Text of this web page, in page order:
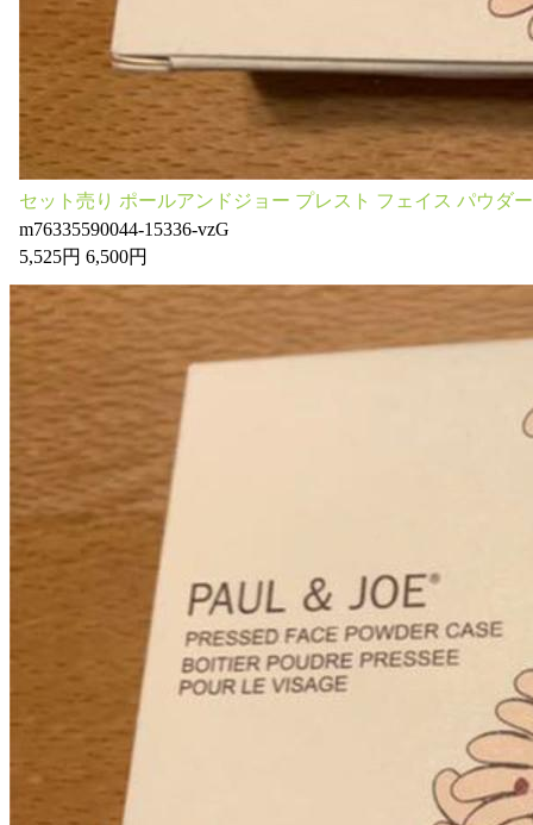
セット売り ポールアンドジョー プレスト フェイス パウダ
m76335590044-15336-vzG
5,525円 6,500円